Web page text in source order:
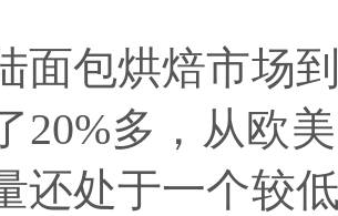
包烘焙市场到
20%多，从欧
还处于一个较